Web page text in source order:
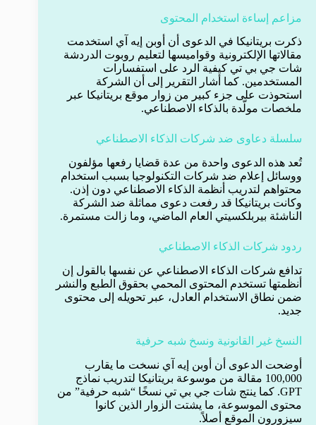
مزاعم إساءة استخدام المحتوى
ذكرت بريتانيكا في الدعوى أن أوبن إيه آي استخدمت
مقالاتها الإلكترونية وقواميسها لتعليم روبوت الدردشة
شات جي بي تي كيفية الرد على استفسارات
المستخدمين. كما أشار التقرير إلى أن الشركة
استحوذت على جزء كبير من زوار موقع بريتانيكا عبر
ملخصات مولّدة بالذكاء الاصطناعي.
سلسلة دعاوى ضد شركات الذكاء الاصطناعي
تُعد هذه الدعوى واحدة من عدة قضايا رفعها مؤلفون
ووسائل إعلام ضد شركات التكنولوجيا بسبب استخدام
محتواهم لتدريب أنظمة الذكاء الاصطناعي دون إذن.
وكانت بريتانيكا قد رفعت دعوى مماثلة ضد الشركة
الناشئة بيربلكسيتي العام الماضي، وما زالت مستمرة.
ردود شركات الذكاء الاصطناعي
تدافع شركات الذكاء الاصطناعي عن نفسها بالقول إن
أنظمتها تستخدم المحتوى المحمي بحقوق الطبع والنشر
ضمن نطاق الاستخدام العادل، عبر تحويله إلى محتوى
جديد.
النسخ غير القانونية ونسخ شبه حرفية
أوضحت الدعوى أن أوبن إيه آي نسخت ما يقارب
100,000 مقالة من موسوعة بريتانيكا لتدريب نماذج
GPT. كما ينتج شات جي بي تي نسخًا “شبه حرفية” من
محتوى الموسوعة، ما يشتت الزوار الذين كانوا
سيزورون الموقع أصلاً.